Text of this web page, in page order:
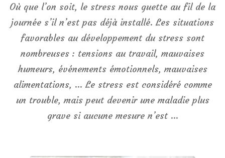
Où que l’on soit, le stress nous guette au fil de la
journée s’il n’est pas déjà installé. Les situations
favorables au développement du stress sont
nombreuses : tensions au travail, mauvaises
humeurs, événements émotionnels, mauvaises
alimentations, … Le stress est considéré comme
un trouble, mais peut devenir une maladie plus
grave si aucune mesure n’est …